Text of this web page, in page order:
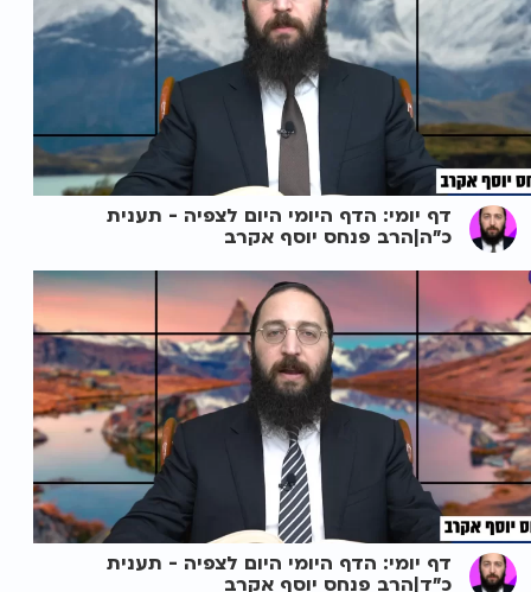
דף יומי: הדף היומי היום לצפיה - תענית
כ"ה|הרב פנחס יוסף אקרב
דף יומי: הדף היומי היום לצפיה - תענית
כ"ד|הרב פנחס יוסף אקרב